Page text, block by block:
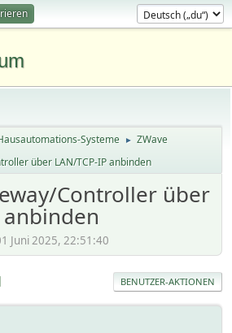
Systeme ► ZWave
über LAN/TCP-IP anbinden
Controller über
anbinden
Juni 2025, 22:51:40
BENUTZER-AKTIONEN